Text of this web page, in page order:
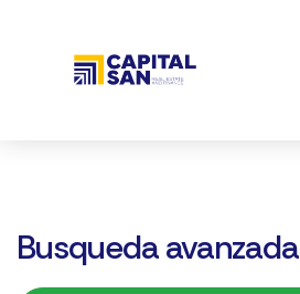
Busqueda avanzada